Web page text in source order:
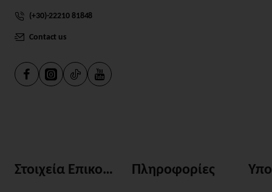
(+30)-22210 81848
Contact us
Στοιχεία Επικοινωνίας Πληροφορίες